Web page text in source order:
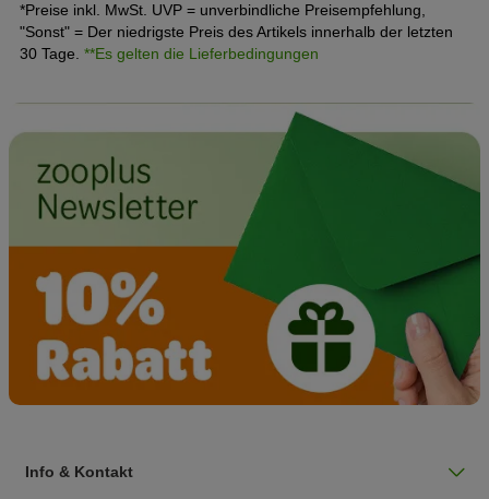
*Preise inkl. MwSt. UVP = unverbindliche Preisempfehlung,
"Sonst" = Der niedrigste Preis des Artikels innerhalb der letzten
30 Tage. **Es gelten die Lieferbedingungen
Info & Kontakt